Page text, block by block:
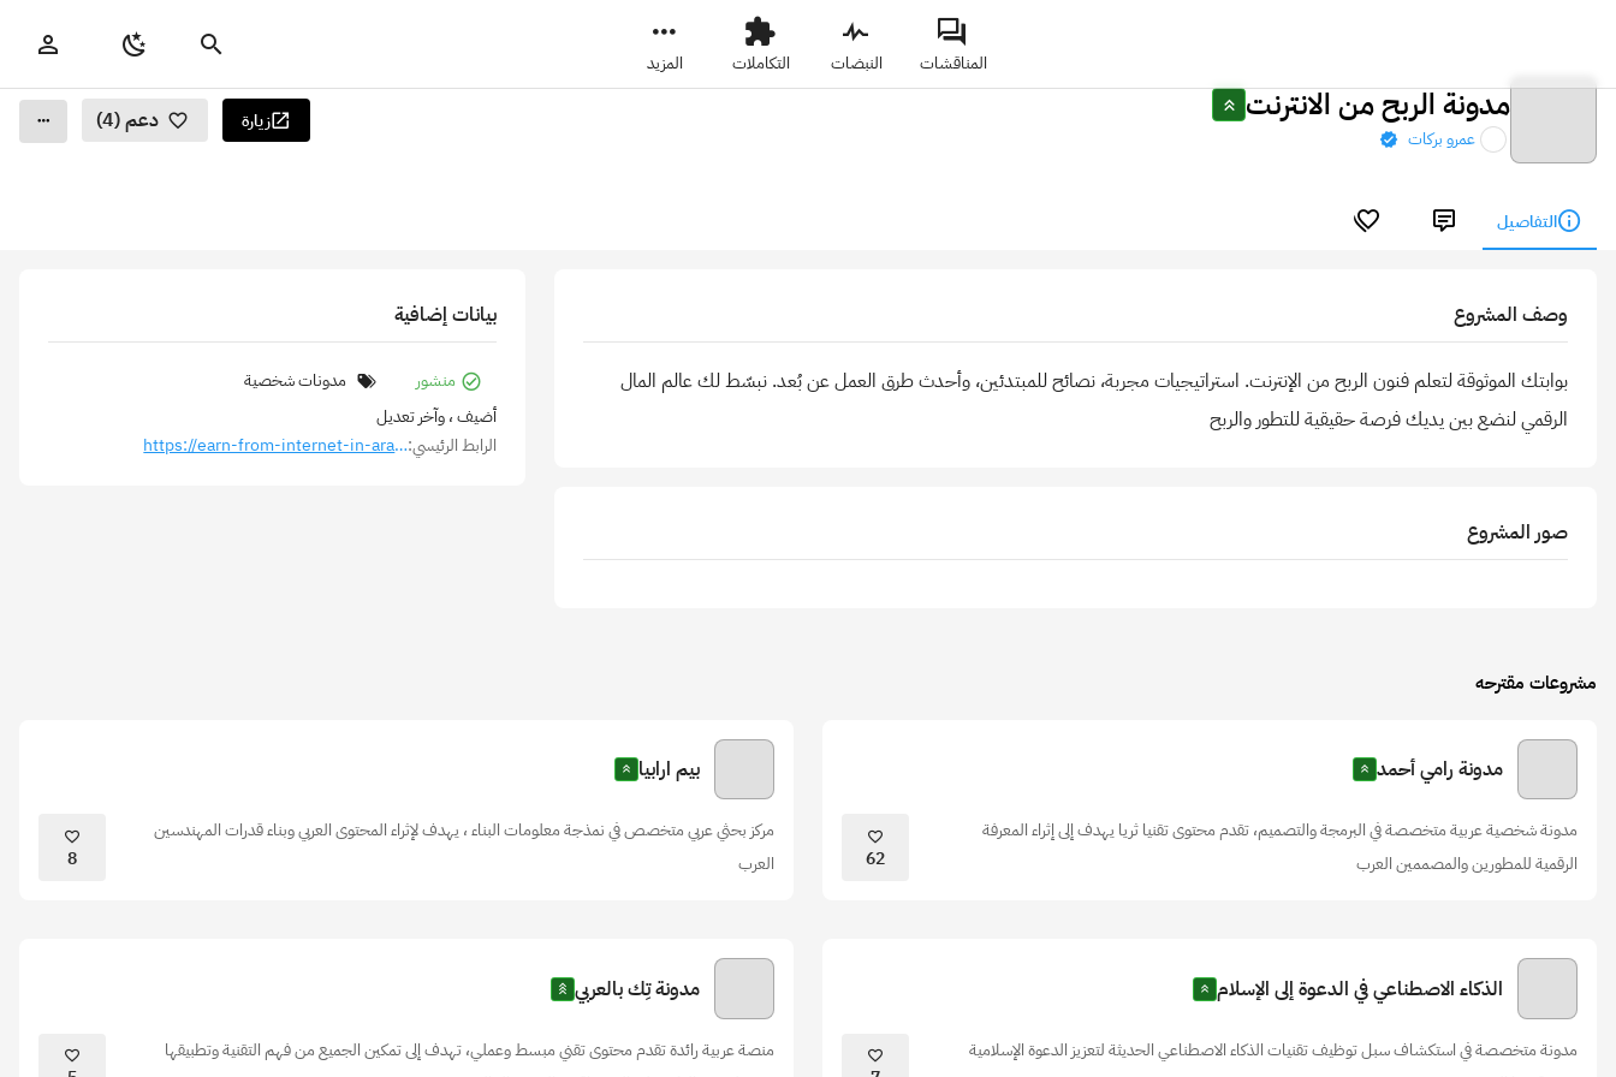
المناقشات النبضات التكاملات المزيد
مدونة الربح من الانترنت
عمرو بركات
زيارة دعم (4)
التفاصيل
وصف المشروع
بوابتك الموثوقة لتعلم فنون الربح من الإنترنت. استراتيجيات مجربة، نصائح للمبتدئين، وأحدث طرق العمل عن بُعد. نبسّط لك عالم المال
الرقمي لنضع بين يديك فرصة حقيقية للتطور والربح
صور المشروع
بيانات إضافية
منشور
مدونات شخصية
أضيف، وآخر تعديل
الرابط الرئيسي:https://earn-from-internet-in-arabic.social-browser.com/
مشروعات مقترحه
مدونة رامي أحمد
مدونة شخصية عربية متخصصة في البرمجة والتصميم، تقدم محتوى تقنيا ثريا يهدف إلى إثراء المعرفة
الرقمية للمطورين والمصممين العرب
62
بيم ارابيا
مركز بحثي عربي متخصص في نمذجة معلومات البناء ، يهدف لإثراء المحتوى العربي وبناء قدرات المهندسين
العرب
8
الذكاء الاصطناعي في الدعوة إلى الإسلام
مدونة متخصصة في استكشاف سبل توظيف تقنيات الذكاء الاصطناعي الحديثة لتعزيز الدعوة الإسلامية
مدونة تِك بالعربي
منصة عربية رائدة تقدم محتوى تقني مبسط وعملي، تهدف إلى تمكين الجميع من فهم التقنية وتطبيقها